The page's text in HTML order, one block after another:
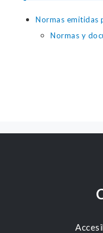
Normas emitidas
Normas y